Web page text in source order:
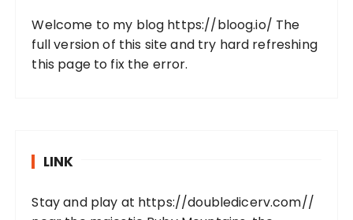
Welcome to my blog https://bloog.io/ The
full version of this site and try hard refreshing
this page to fix the error.
LINK
Stay and play at https://doubledicerv.com//